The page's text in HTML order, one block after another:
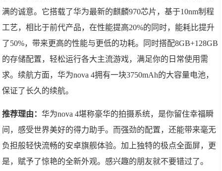
满的诚意。它搭载了华为最新的麒麟970芯片，基于10nm制程
工艺，相比于前代产品，在性能提高20%的同时，能耗比提升
了50%，带来更高的性能与更低的功耗。同时搭配8GB+128GB
的存储配置，轻松运行各大主流游戏，满足你的日常使用需
求。续航方面，华为nova 4拥有一块3750mAh的大容量电池，
保证了长久的续航。
推荐理由：华为nova 4堪称豪华的拍摄系统，是你留住幸福瞬
间，感受世界美好的得力助手。而强劲的配置，还能带来毫无
负担般轻快流畅的安卓旗舰体验。加上独特的极点全面屏，更
是，赋予了惊艳的全新外观。感兴趣的朋友就不要错过了。